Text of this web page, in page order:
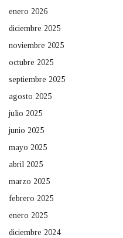
enero 2026
diciembre 2025
noviembre 2025
octubre 2025
septiembre 2025
agosto 2025
julio 2025
junio 2025
mayo 2025
abril 2025
marzo 2025
febrero 2025
enero 2025
diciembre 2024